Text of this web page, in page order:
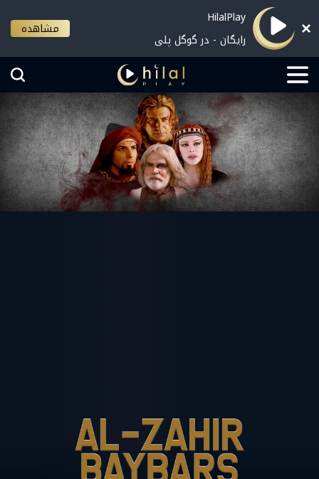
HilalPlay
رایگان - در گوگل پلی
مشاهده